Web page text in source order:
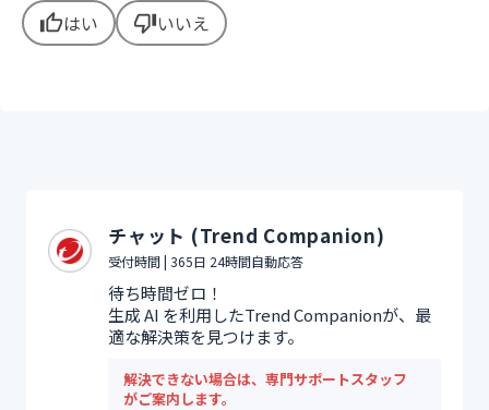
thumb_upはい thumb_downいいえ
チャット (Trend Companion)
受付時間 | 365日 24時間自動応答
待ち時間ゼロ！
生成 AI を利用したTrend Companionが、最
適な解決策を見つけます。
解決できない場合は、専門サポートスタッフ
がご案内します。